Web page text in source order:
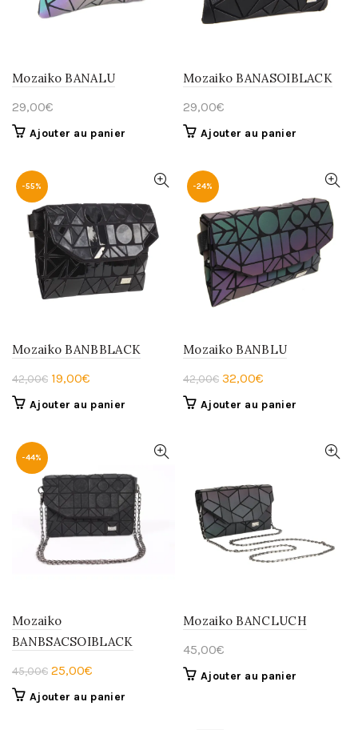
Mozaiko BANALU
29,00€
Ajouter au panier
Mozaiko BANASOIBLACK
29,00€
Ajouter au panier
-55%
Mozaiko BANBBLACK
42,00€ Le
prix
19,00€
prix
Ajouter au panier
-24%
Mozaiko BANBLU
42,00€ Le
prix
32,00€
prix
Ajouter au panier
-44%
Mozaiko
BANBSACSOIBLACK
45,00€ Le
prix
25,00€
prix
Ajouter au panier
Mozaiko BANCLUCH
45,00€
Ajouter au panier